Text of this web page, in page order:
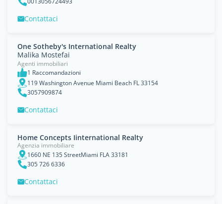
Contattaci
One Sotheby's International Realty
Malika Mostefai
Agenti immobiliari
1 Raccomandazioni
119 Washington Avenue Miami Beach FL 33154
3057909874
Contattaci
Home Concepts Iinternational Realty
Agenzia immobiliare
1660 NE 135 StreetMiami FLA 33181
305 726 6336
Contattaci